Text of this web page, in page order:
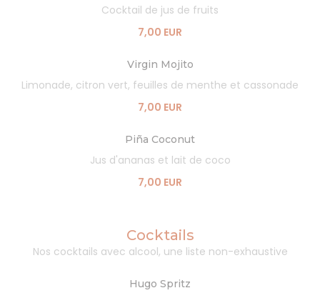
Cocktail de jus de fruits
7,00 EUR
Virgin Mojito
Limonade, citron vert, feuilles de menthe et cassonade
7,00 EUR
Piña Coconut
Jus d'ananas et lait de coco
7,00 EUR
Cocktails
Nos cocktails avec alcool, une liste non-exhaustive
Hugo Spritz